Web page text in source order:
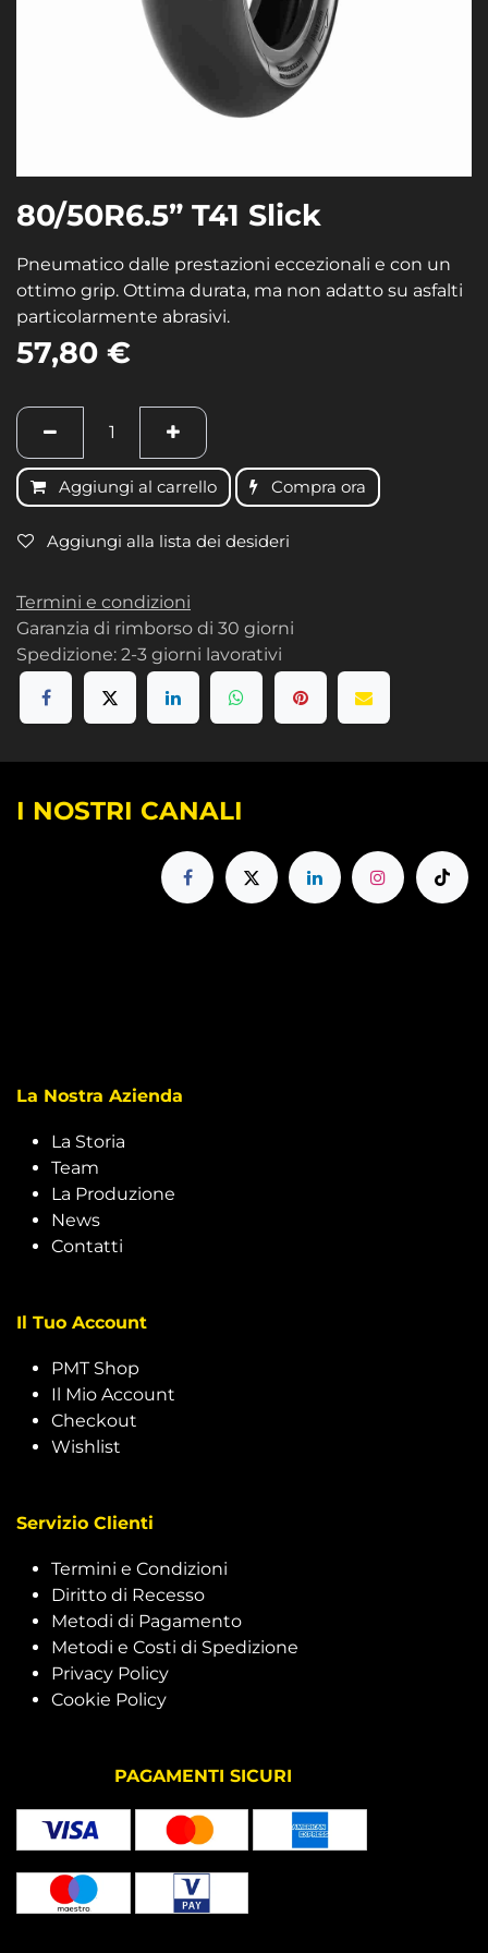
80/50R6.5” T41 Slick
Pneumatico dalle prestazioni eccezionali e con un
ottimo grip. Ottima durata, ma non adatto su asfalti
particolarmente abrasivi.
57,80 €
Aggiungi al carrello Compra ora
Aggiungi alla lista dei desideri
Termini e condizioni
Garanzia di rimborso di 30 giorni
Spedizione: 2-3 giorni lavorativi
I NOSTRI CANALI
La Nostra Azienda
La Storia
Team
La Produzione
News
Contatti
Il Tuo Account
PMT Shop
Il Mio Account
Checkout
Wishlist
Servizio Clienti
Termini e Condizioni
Diritto di Recesso
Metodi di Pagamento
Metodi e Costi di Spedizione
Privacy Policy
Cookie Policy
PAGAMENTI SICURI